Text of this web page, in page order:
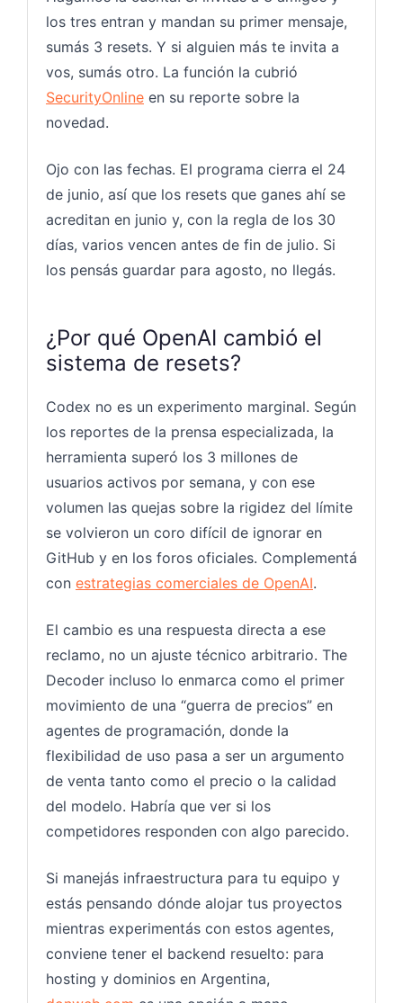
los tres entran y mandan su primer mensaje,
sumás 3 resets. Y si alguien más te invita a
vos, sumás otro. La función la cubrió
SecurityOnline en su reporte sobre la
novedad.
Ojo con las fechas. El programa cierra el 24
de junio, así que los resets que ganes ahí se
acreditan en junio y, con la regla de los 30
días, varios vencen antes de fin de julio. Si
los pensás guardar para agosto, no llegás.
¿Por qué OpenAI cambió el
sistema de resets?
Codex no es un experimento marginal. Según
los reportes de la prensa especializada, la
herramienta superó los 3 millones de
usuarios activos por semana, y con ese
volumen las quejas sobre la rigidez del límite
se volvieron un coro difícil de ignorar en
GitHub y en los foros oficiales. Complementá
con estrategias comerciales de OpenAI.
El cambio es una respuesta directa a ese
reclamo, no un ajuste técnico arbitrario. The
Decoder incluso lo enmarca como el primer
movimiento de una “guerra de precios” en
agentes de programación, donde la
flexibilidad de uso pasa a ser un argumento
de venta tanto como el precio o la calidad
del modelo. Habría que ver si los
competidores responden con algo parecido.
Si manejás infraestructura para tu equipo y
estás pensando dónde alojar tus proyectos
mientras experimentás con estos agentes,
conviene tener el backend resuelto: para
hosting y dominios en Argentina,